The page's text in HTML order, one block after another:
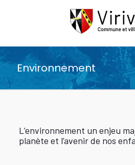
Environnement
L’environnement un enjeu
planète et l’avenir de nos